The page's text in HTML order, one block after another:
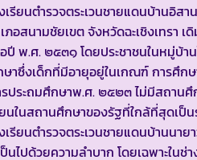
เรียนตำรวจตระเวนชายแดนบ้านอิ
ภอสนามชัยเขต จังหวัดฉะเชิงเทรา
ปี พ.ศ. ๒๕๓๑ โดยประชาชนในหมู่บ้
าซึ่งเด็กที่มีอายุอยู่ในเกณฑ์ การศึ
ประถมศึกษาพ.ศ. ๒๕๒๓ ไม่มีสถานศึ
นในสถานศึกษาของรัฐที่ใกล้ที่สุดเป็น
เรียนตำรวจตระเวนชายแดนบ้านนา
นไปด้วยความลำบาก โดยเฉพาะใน